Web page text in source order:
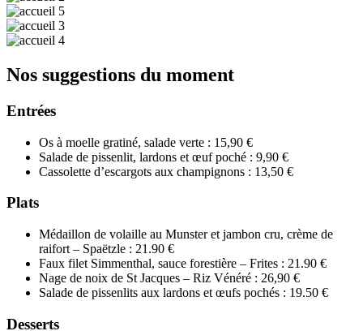
Nos suggestions du moment
Entrées
Os à moelle gratiné, salade verte : 15,90 €
Salade de pissenlit, lardons et œuf poché : 9,90 €
Cassolette d’escargots aux champignons : 13,50 €
Plats
Médaillon de volaille au Munster et jambon cru, crème de
raifort – Spaëtzle : 21.90 €
Faux filet Simmenthal, sauce forestière – Frites : 21.90 €
Nage de noix de St Jacques – Riz Vénéré : 26,90 €
Salade de pissenlits aux lardons et œufs pochés : 19.50 €
Desserts